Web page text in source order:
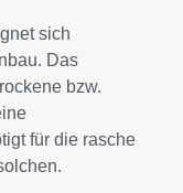
sich
Das
bzw.
für die rasche